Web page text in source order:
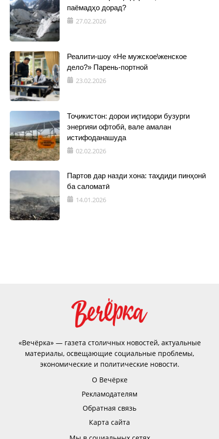
паёмадҳо дорад?
27.02.2026
Реалити-шоу «Не мужское\женское
дело?» Парень-портной
23.02.2026
Тоҷикистон: дорои иқтидори бузурги
энергияи офтобӣ, вале амалан
истифоданашуда
02.02.2026
Партов дар назди хона: таҳдиди пинҳонӣ
ба саломатӣ
14.01.2026
«Вечёрка» — газета столичных новостей, актуальные
материалы, освещающие социальные проблемы,
экономические и политические новости.
О Вечёрке
Рекламодателям
Обратная связь
Карта сайта